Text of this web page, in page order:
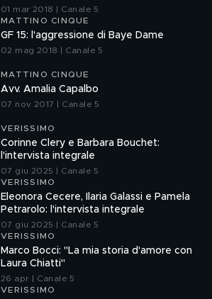
01 mar 2018 | Canale 5
MATTINO CINQUE
GF 15: l'aggressione di Baye Dame
02 mag 2018 | Canale 5
MATTINO CINQUE
Avv. Amalia Capalbo
07 nov 2017 | Canale 5
VERISSIMO
Corinne Clery e Barbara Bouchet:
l'intervista integrale
07 giu 2025 | Canale 5
VERISSIMO
Eleonora Cecere, Ilaria Galassi e Pamela
Petrarolo: l'intervista integrale
07 giu 2025 | Canale 5
VERISSIMO
Marco Bocci: "La mia storia d'amore con
Laura Chiatti"
26 apr | Canale 5
VERISSIMO